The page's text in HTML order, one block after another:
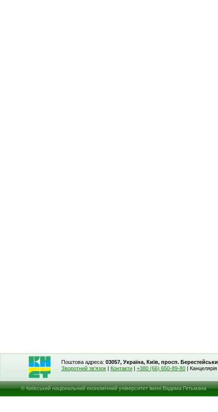
Поштова адреса: 03057, Україна, Київ, просп.
Зворотний зв'язок | Контакти | +380 (66) 650-89-80 | Канцелярія
© Київський національний економічний університет імені Вадима Гетьмана